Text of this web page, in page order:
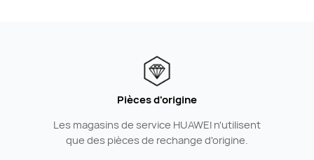
Pièces d'origine
Les magasins de service HUAWEI n'utilisent
que des pièces de rechange d'origine.